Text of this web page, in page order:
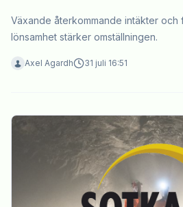
Växande återkommande intäkter
lönsamhet stärker omställningen.
Axel Agardh 31 juli 16:51